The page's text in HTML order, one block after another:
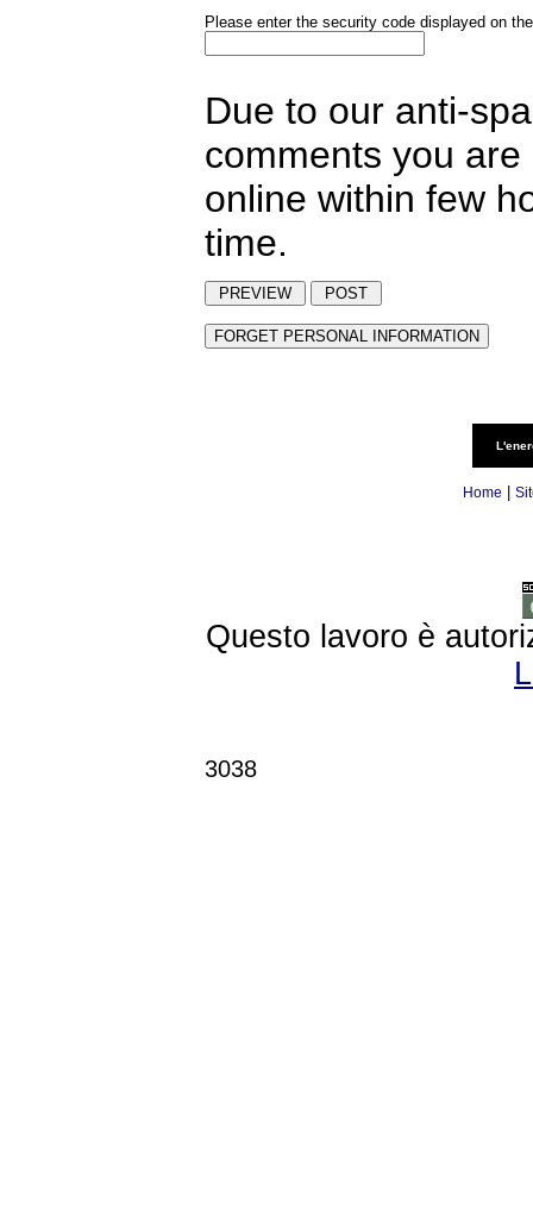
Please enter the security code displayed on
Due to our anti-
comments you
online within few
time.
Home
Questo lavoro è
3038